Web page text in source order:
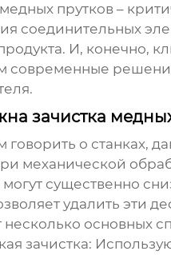
прутков –
соединительных
И, конечно,
современные
зачистка
о станках,
механической
могут существенно
удалить эти
несколько основных
зачистка: